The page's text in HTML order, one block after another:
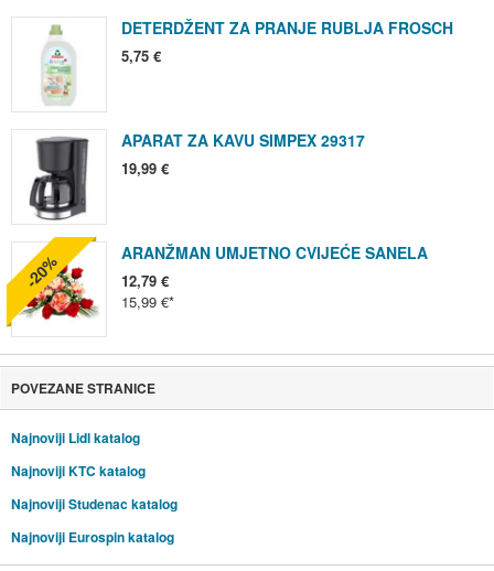
DETERDŽENT ZA PRANJE RUBLJA FROSCH
5,75 €
APARAT ZA KAVU SIMPEX 29317
19,99 €
ARANŽMAN UMJETNO CVIJEĆE SANELA
12,79 €
15,99 €
-20%
POVEZANE STRANICE
Najnoviji Lidl katalog
Najnoviji KTC katalog
Najnoviji Studenac katalog
Najnoviji Eurospin katalog